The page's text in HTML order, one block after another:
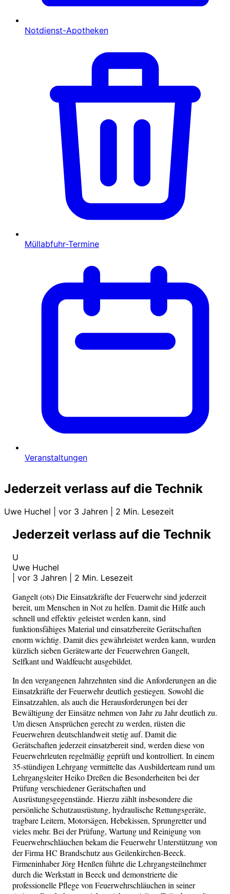
Notdienst-Apotheken
Müllabfuhr-Termine
Veranstaltungen
Jederzeit verlass auf die Technik
Uwe Huchel vor 3 Jahren 2 Min. Lesezeit
Jederzeit verlass auf die Technik
U
Uwe Huchel
vor 3 Jahren 2 Min. Lesezeit
Gangelt (ots) Die Einsatzkräfte der Feuerwehr sind jederzeit
bereit, um Menschen in Not zu helfen. Damit die Hilfe auch
schnell und effektiv geleistet werden kann, sind
funktionsfähiges Material und einsatzbereite Gerätschaften
enorm wichtig. Damit dies gewährleistet werden kann, wurden
kürzlich sieben Gerätewarte der Feuerwehren Gangelt,
Selfkant und Waldfeucht ausgebildet.
In den vergangenen Jahrzehnten sind die Anforderungen an die
Einsatzkräfte der Feuerwehr deutlich gestiegen. Sowohl die
Einsatzzahlen, als auch die Herausforderungen bei der
Bewältigung der Einsätze nehmen von Jahr zu Jahr deutlich zu.
Um diesen Ansprüchen gerecht zu werden, rüsten die
Feuerwehren deutschlandweit stetig auf. Damit die
Gerätschaften jederzeit einsatzbereit sind, werden diese von
Feuerwehrleuten regelmäßig geprüft und kontrolliert. In einem
35-stündigen Lehrgang vermittelte das Ausbilderteam rund um
Lehrgangsleiter Heiko Dreßen die Besonderheiten bei der
Prüfung verschiedener Gerätschaften und
Ausrüstungsgegenstände. Hierzu zählt insbesondere die
persönliche Schutzausrüstung, hydraulische Rettungsgeräte,
tragbare Leitern, Motorsägen, Hebekissen, Sprungretter und
vieles mehr. Bei der Prüfung, Wartung und Reinigung von
Feuerwehrschläuchen bekam die Feuerwehr Unterstützung von
der Firma HC Brandschutz aus Geilenkirchen-Beeck.
Firmeninhaber Jörg Henßen führte die Lehrgangsteilnehmer
durch die Werkstatt in Beeck und demonstrierte die
professionelle Pflege von Feuerwehrschläuchen in seiner